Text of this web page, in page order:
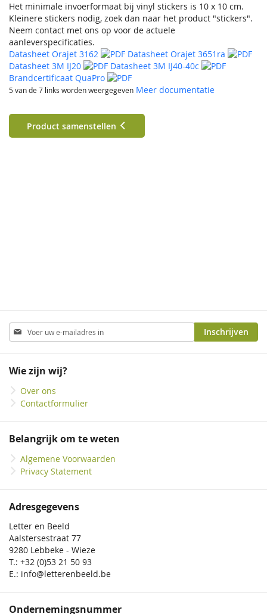
Het minimale invoerformaat bij vinyl stickers is 10 x 10 cm.
Kleinere stickers nodig, zoek dan naar het product "stickers".
Neem contact met ons op voor de actuele
aanleverspecificaties.
Datasheet Orajet 3162
Datasheet Orajet 3651ra
Datasheet 3M IJ20
Datasheet 3M IJ40-40c
Brandcertificaat QuaPro
5 van de 7 links worden weergegeven Meer documentatie
Product samenstellen
Abonneer
u
op
nieuwsbrief
Inschrijven
Wie zijn wij?
Over ons
Contactformulier
Belangrijk om te weten
Algemene Voorwaarden
Privacy Statement
Adresgegevens
Letter en Beeld
Aalstersestraat 77
9280 Lebbeke - Wieze
T.: +32 (0)53 21 50 93
E.: info@letterenbeeld.be
Ondernemingsnummer